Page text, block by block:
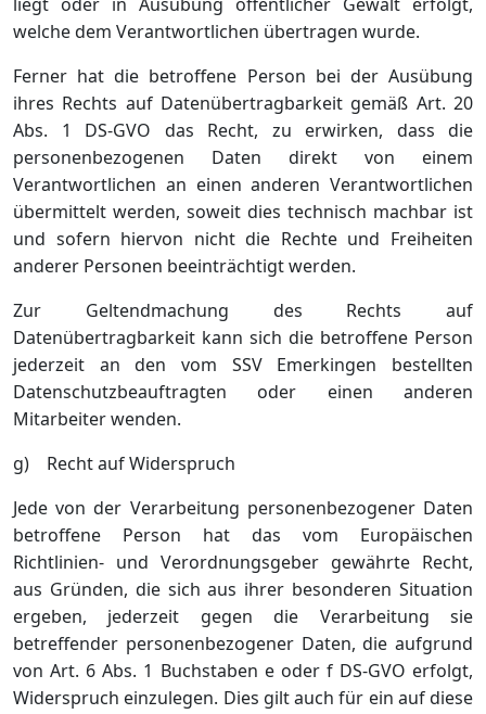
liegt oder in Ausübung öffentlicher Gewalt erfolgt,
welche dem Verantwortlichen übertragen wurde.
Ferner hat die betroffene Person bei der Ausübung
ihres Rechts auf Datenübertragbarkeit gemäß Art. 20
Abs. 1 DS-GVO das Recht, zu erwirken, dass die
personenbezogenen Daten direkt von einem
Verantwortlichen an einen anderen Verantwortlichen
übermittelt werden, soweit dies technisch machbar ist
und sofern hiervon nicht die Rechte und Freiheiten
anderer Personen beeinträchtigt werden.
Zur Geltendmachung des Rechts auf
Datenübertragbarkeit kann sich die betroffene Person
jederzeit an den vom SSV Emerkingen bestellten
Datenschutzbeauftragten oder einen anderen
Mitarbeiter wenden.
g) Recht auf Widerspruch
Jede von der Verarbeitung personenbezogener Daten
betroffene Person hat das vom Europäischen
Richtlinien- und Verordnungsgeber gewährte Recht,
aus Gründen, die sich aus ihrer besonderen Situation
ergeben, jederzeit gegen die Verarbeitung sie
betreffender personenbezogener Daten, die aufgrund
von Art. 6 Abs. 1 Buchstaben e oder f DS-GVO erfolgt,
Widerspruch einzulegen. Dies gilt auch für ein auf diese